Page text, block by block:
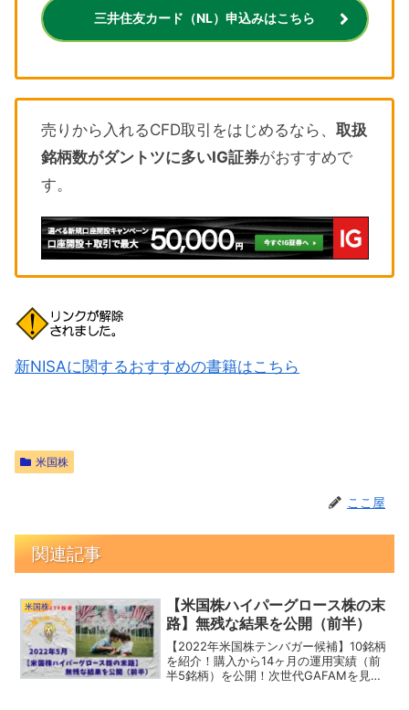
三井住友カード（NL）申込みはこちら
売りから入れるCFD取引をはじめるなら、 取扱
銘柄数がダントツに多いIG証券がおすすめで
す。
新NISAに関するおすすめの書籍はこちら
米国株
ここ屋
関連記事
米国株
【米国株ハイパーグロース株の末
路】無残な結果を公開（前半）
【2022年米国株テンバガー候補】10銘柄
を紹介！購入から14ヶ月の運用実績（前
半5銘柄）を公開！次世代GAFAMを見つ